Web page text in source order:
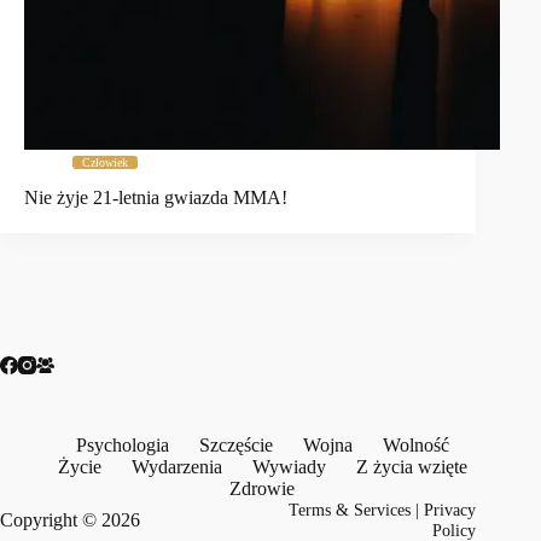
Człowiek
Nie żyje 21-letnia gwiazda MMA!
Psychologia Szczęście Wojna
Wolność
Życie
Wydarzenia Wywiady
Z życia wzięte
Zdrowie
Copyright © 2026
Terms & Services |Privacy
Policy